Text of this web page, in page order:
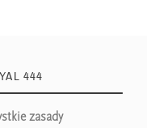
444
zasady